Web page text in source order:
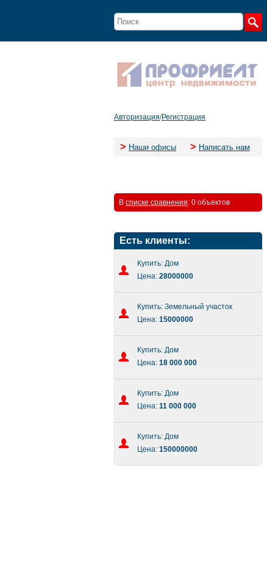
Авторизация/Регистрация
> Наши офисы > Написать нам
В списке сравнения: 0 объектов
Есть клиенты:
Купить: Дом
Цена: 28000000
Купить: Земельный участок
Цена: 15000000
Купить: Дом
Цена: 18 000 000
Купить: Дом
Цена: 11 000 000
Купить: Дом
Цена: 150000000